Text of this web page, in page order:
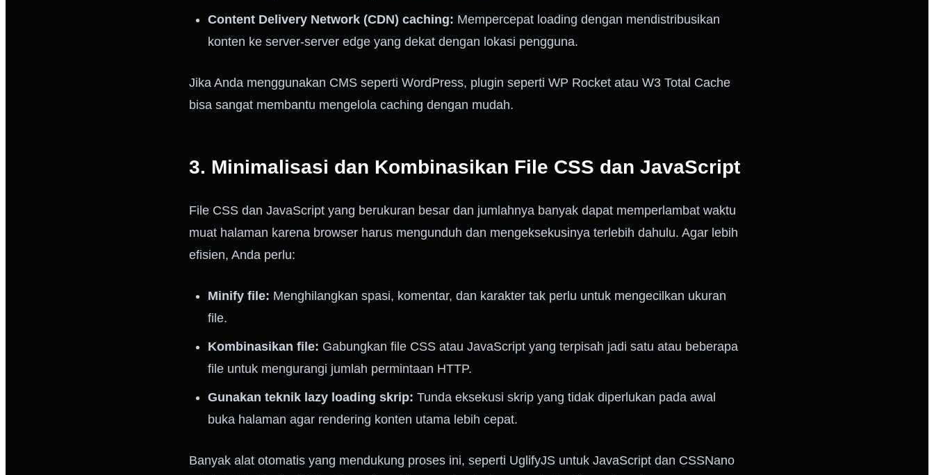
Content Delivery Network (CDN) caching: Mempercepat loading dengan mendistribusikan
konten ke server-server edge yang dekat dengan lokasi pengguna.
Jika Anda menggunakan CMS seperti WordPress, plugin seperti WP Rocket atau W3 Total Cache
bisa sangat membantu mengelola caching dengan mudah.
3. Minimalisasi dan Kombinasikan File CSS dan JavaScript
File CSS dan JavaScript yang berukuran besar dan jumlahnya banyak dapat memperlambat waktu
muat halaman karena browser harus mengunduh dan mengeksekusinya terlebih dahulu. Agar lebih
efisien, Anda perlu:
Minify file: Menghilangkan spasi, komentar, dan karakter tak perlu untuk mengecilkan ukuran
file.
Kombinasikan file: Gabungkan file CSS atau JavaScript yang terpisah jadi satu atau beberapa
file untuk mengurangi jumlah permintaan HTTP.
Gunakan teknik lazy loading skrip: Tunda eksekusi skrip yang tidak diperlukan pada awal
buka halaman agar rendering konten utama lebih cepat.
Banyak alat otomatis yang mendukung proses ini, seperti UglifyJS untuk JavaScript dan CSSNano